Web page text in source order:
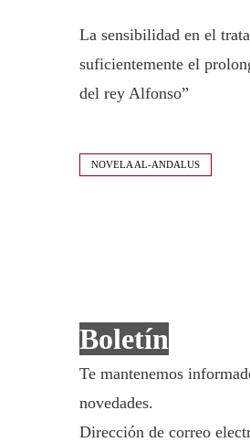
La sensibilidad en el
suficientemente el
del rey Alfonso”
NOVELA AL-ANDALUS
Boletín
Te mantenemos
novedades.
Dirección de correo